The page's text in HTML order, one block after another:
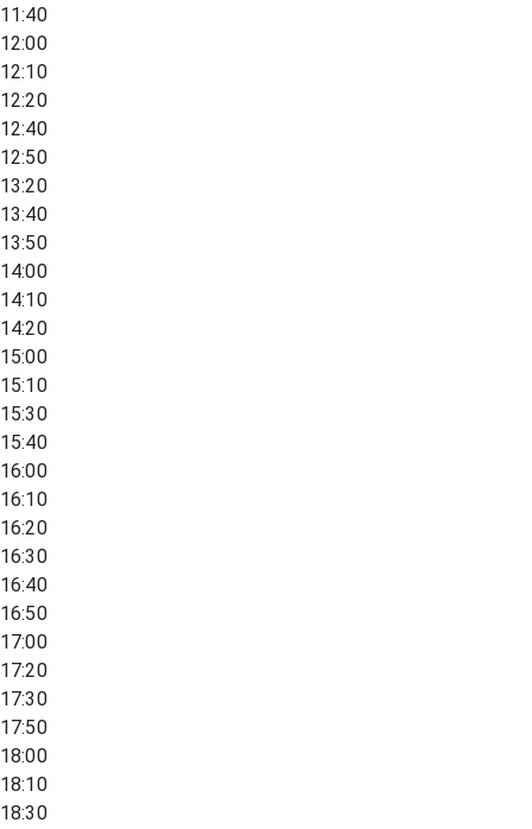
11:40
12:00
12:10
12:20
12:40
12:50
13:20
13:40
13:50
14:00
14:10
14:20
15:00
15:10
15:30
15:40
16:00
16:10
16:20
16:30
16:40
16:50
17:00
17:20
17:30
17:50
18:00
18:10
18:30